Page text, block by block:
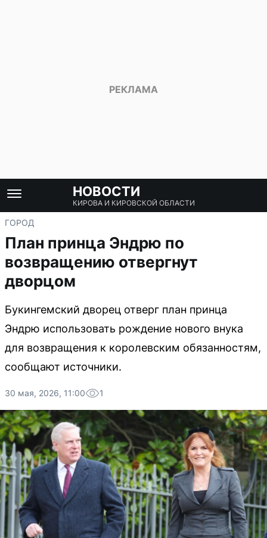
НОВОСТИ
КИРОВА И КИРОВСКОЙ ОБЛАСТИ
ГОРОД
План принца Эндрю по
возвращению отвергнут
дворцом
Букингемский дворец отверг план принца
Эндрю использовать рождение нового внука
для возвращения к королевским обязанностям,
сообщают источники.
30 мая, 2026, 11:00 1